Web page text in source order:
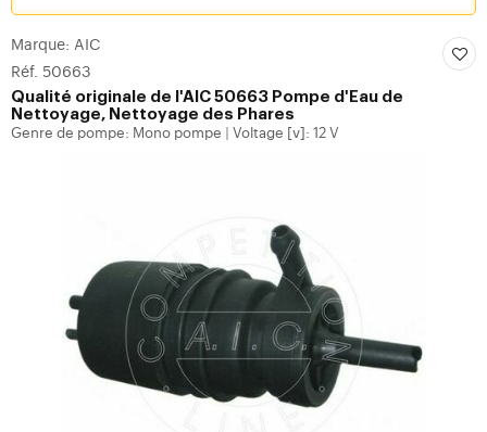
Marque: AIC
Réf. 50663
Qualité originale de l'AIC 50663 Pompe d'Eau de
Nettoyage, Nettoyage des Phares
Genre de pompe: Mono pompe Voltage [v]: 12 V